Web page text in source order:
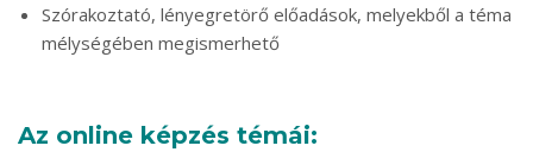
Szórakoztató, lényegretörő előadások, melyekből a téma
mélységében megismerhető
Az online képzés témái: